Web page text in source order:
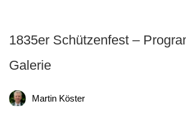
1835er Schützenfest –
Galerie
Martin Köster